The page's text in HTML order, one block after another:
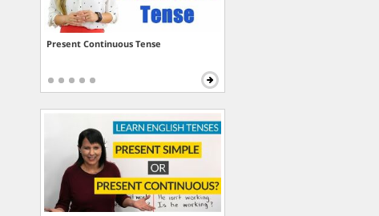
Present Continuous Tense